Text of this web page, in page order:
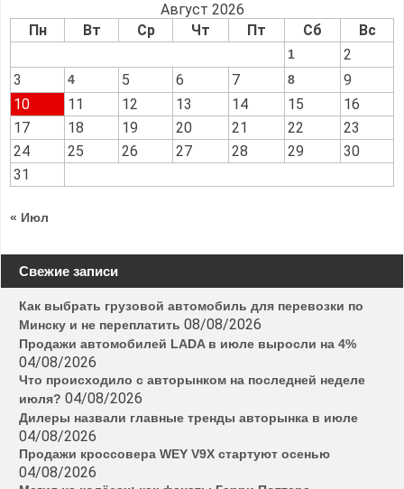
Август 2026
Пн
Вт Ср Чт Пт Сб Вс
1
2
3
4 5 6 7 8
9
10
11 12 13 14 15
16
17
18 19 20 21 22
23
24
25 26 27 28 29
30
31
« Июл
Свежие записи
Как выбрать грузовой автомобиль для перевозки по
Минску и не переплатить 08/08/2026
Продажи автомобилей LADA в июле выросли на 4%
04/08/2026
Что происходило с авторынком на последней неделе
июля? 04/08/2026
Дилеры назвали главные тренды авторынка в июле
04/08/2026
Продажи кроссовера WEY V9X стартуют осенью
04/08/2026